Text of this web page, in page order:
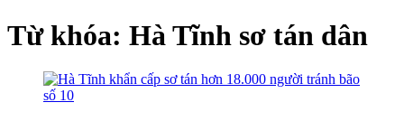
Từ khóa: Hà Tĩnh sơ tán dân